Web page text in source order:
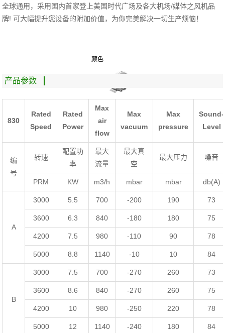
全球通用，采用国内首家登上美国时代广场及各大机场/媒体之风机品
牌!可大幅提升您设备的附加价值，为你完美解决一切生产烦恼！
颜色
产品参数
830
Rated
Speed
Rated
Power
Max
air
flow
Max
vacuum
Max
pressure
Sound-
Level
编
号
转速
配置功
率
最大
流量
最大真
空
最大压力 噪音
PRM KW m3/h mbar mbar db(A)
A
3000 5.5 700 -200 190 73
3600 6.3 840 -180 180 75
4200 7.5 980 -110 90 78
5000 8.8 1140 -10 10 84
B
3000 7.5 700 -270 260 73
3600 8.6 840 -270 260 75
4200 10 980 -250 220 78
5000 12 1140 -240 180 84